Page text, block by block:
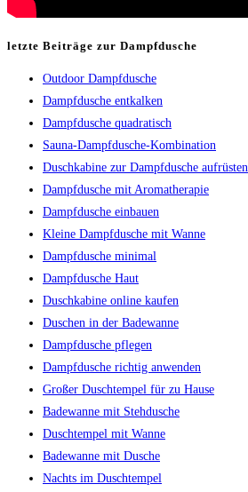
letzte Beiträge zur Dampfdusche
Outdoor Dampfdusche
Dampfdusche entkalken
Dampfdusche quadratisch
Sauna-Dampfdusche-Kombination
Duschkabine zur Dampfdusche aufrüsten
Dampfdusche mit Aromatherapie
Dampfdusche einbauen
Kleine Dampfdusche mit Wanne
Dampfdusche minimal
Dampfdusche Haut
Duschkabine online kaufen
Duschen in der Badewanne
Dampfdusche pflegen
Dampfdusche richtig anwenden
Großer Duschtempel für zu Hause
Badewanne mit Stehdusche
Duschtempel mit Wanne
Badewanne mit Dusche
Nachts im Duschtempel